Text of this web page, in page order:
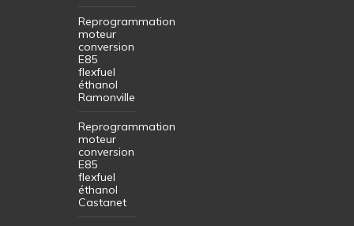
Reprogrammation
moteur
conversion
E85
flexfuel
éthanol
Ramonville
Reprogrammation
moteur
conversion
E85
flexfuel
éthanol
Castanet